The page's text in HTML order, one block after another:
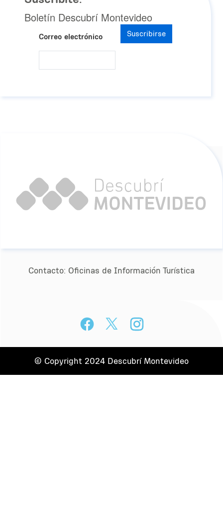
Boletín Descubrí Montevideo
Correo electrónico Suscribirse
Contacto: Oﬁcinas de Información Turística
© Copyright 2024 Descubrí Montevideo